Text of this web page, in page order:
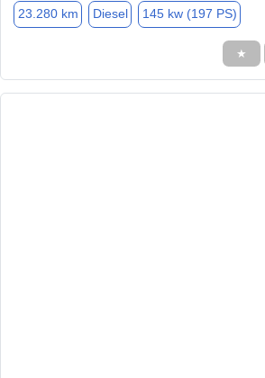
23.280 km Diesel 145 kw (197 PS)
★